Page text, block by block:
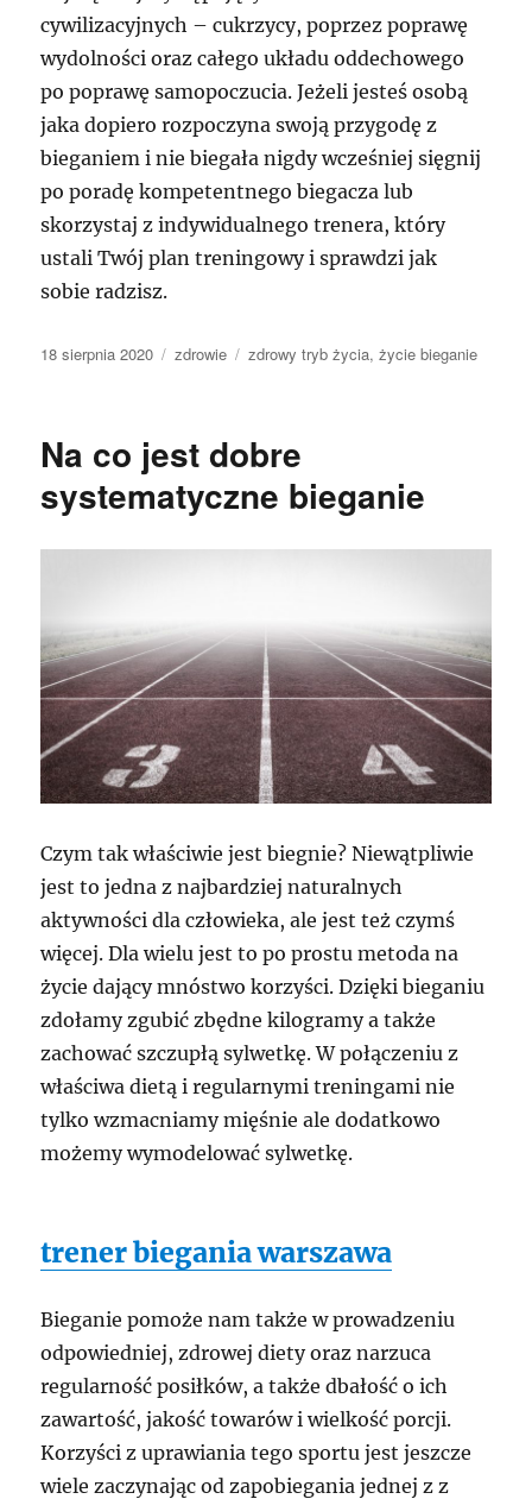
cywilizacyjnych – cukrzycy, poprzez poprawę
wydolności oraz całego układu oddechowego
po poprawę samopoczucia. Jeżeli jesteś osobą
jaka dopiero rozpoczyna swoją przygodę z
bieganiem i nie biegała nigdy wcześniej sięgnij
po poradę kompetentnego biegacza lub
skorzystaj z indywidualnego trenera, który
ustali Twój plan treningowy i sprawdzi jak
sobie radzisz.
Data
18 sierpnia 2020 Kategorie
zdrowie Tagi
zdrowy tryb życia,życie bieganie
Na co jest dobre
systematyczne bieganie
Czym tak właściwie jest biegnie? Niewątpliwie
jest to jedna z najbardziej naturalnych
aktywności dla człowieka, ale jest też czymś
więcej. Dla wielu jest to po prostu metoda na
życie dający mnóstwo korzyści. Dzięki bieganiu
zdołamy zgubić zbędne kilogramy a także
zachować szczupłą sylwetkę. W połączeniu z
właściwa dietą i regularnymi treningami nie
tylko wzmacniamy mięśnie ale dodatkowo
możemy wymodelować sylwetkę.
trener biegania warszawa
Bieganie pomoże nam także w prowadzeniu
odpowiedniej, zdrowej diety oraz narzuca
regularność posiłków, a także dbałość o ich
zawartość, jakość towarów i wielkość porcji.
Korzyści z uprawiania tego sportu jest jeszcze
wiele zaczynając od zapobiegania jednej z z